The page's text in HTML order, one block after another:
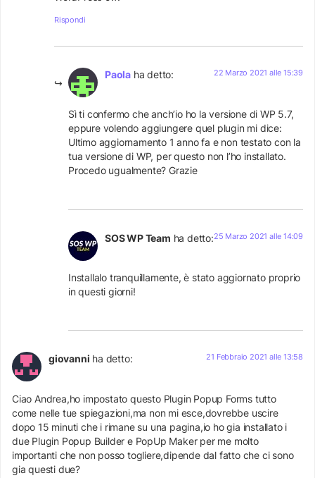
Rispondi
Paola ha detto: 22 Marzo 2021 alle 15:39
Sì ti confermo che anch’io ho la versione di WP 5.7,
eppure volendo aggiungere quel plugin mi dice:
Ultimo aggiornamento 1 anno fa e non testato con la
tua versione di WP, per questo non l’ho installato.
Procedo ugualmente? Grazie
SOS WP Team ha detto:25 Marzo 2021 alle 14:09
Installalo tranquillamente, è stato aggiornato proprio
in questi giorni!
giovanni ha detto: 21 Febbraio 2021 alle 13:58
Ciao Andrea,ho impostato questo Plugin Popup Forms tutto
come nelle tue spiegazioni,ma non mi esce,dovrebbe uscire
dopo 15 minuti che i rimane su una pagina,io ho gia installato i
due Plugin Popup Builder e PopUp Maker per me molto
importanti che non posso togliere,dipende dal fatto che ci sono
gia questi due?